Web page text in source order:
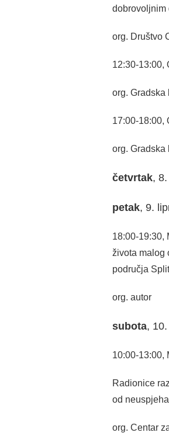
dobrovoljnim
org. Društvo
12:30-13:00,
org. Gradska
17:00-18:00,
org. Gradska
četvrtak,
petak, 9.
18:00-19:30,
života malog
područja
org. autor
subota,
10:00-13:00,
Radionice
od
org. Centar